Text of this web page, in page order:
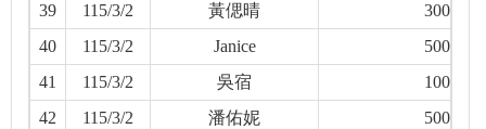
39
115/3/2 黃偲晴
300
40
115/3/2 Janice
500
41
115/3/2 吳宿
100
42
115/3/2 潘佑妮
500